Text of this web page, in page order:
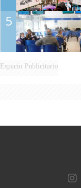
5
Espacio Publicitario